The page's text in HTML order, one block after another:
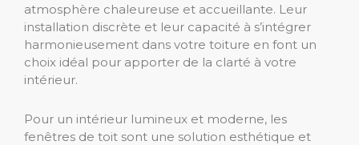
atmosphère chaleureuse et accueillante. Leur
installation discrète et leur capacité à s’intégrer
harmonieusement dans votre toiture en font un
choix idéal pour apporter de la clarté à votre
intérieur.
Pour un intérieur lumineux et moderne, les
fenêtres de toit sont une solution esthétique et